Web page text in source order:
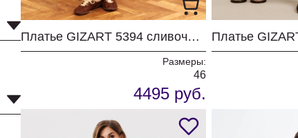
Платье GIZART 5394 сливочное масло
Размеры:
46
4495 руб.